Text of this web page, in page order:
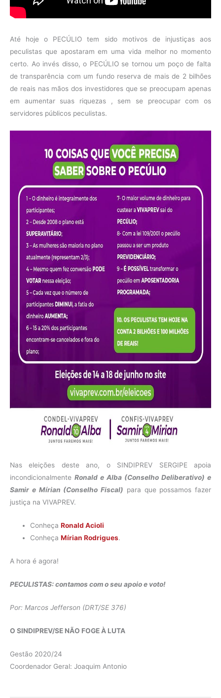
Até hoje o PECÚLIO tem sido motivos de injustiças aos
peculistas que apostaram em uma vida melhor no momento
certo. Ao invés disso, o PECÚLIO se tornou um poço de falta
de transparência com um fundo reserva de mais de 2 bilhões
de reais nas mãos dos investidores que se preocupam apenas
em aumentar suas riquezas , sem se preocupar com os
servidores públicos peculistas.
Nas eleições deste ano, o SINDIPREV SERGIPE apoia
incondicionalmente Ronald e Alba (Conselho Deliberativo) e
Samir e Mírian (Conselho Fiscal) para que possamos fazer
justiça na VIVAPREV.
ConheçaRonald Acioli
ConheçaMírian Rodrigues.
A hora é agora!
PECULISTAS: contamos com o seu apoio e voto!
Por: Marcos Jefferson (DRT/SE 376)
O SINDIPREV/SE NÃO FOGE À LUTA
Gestão 2020/24
Coordenador Geral: Joaquim Antonio